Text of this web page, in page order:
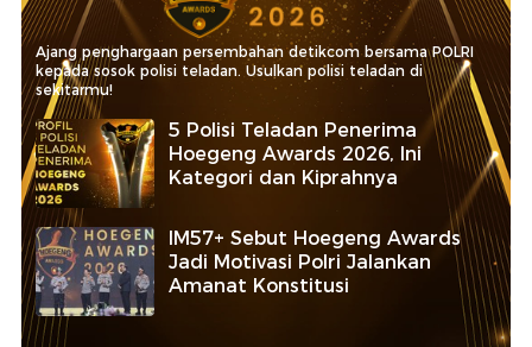
Ajang penghargaan persembahan detikcom bersama POLRI
kepada sosok polisi teladan. Usulkan polisi teladan di
sekitarmu!
5 Polisi Teladan Penerima
Hoegeng Awards 2026, Ini
Kategori dan Kiprahnya
IM57+ Sebut Hoegeng Awards
Jadi Motivasi Polri Jalankan
Amanat Konstitusi